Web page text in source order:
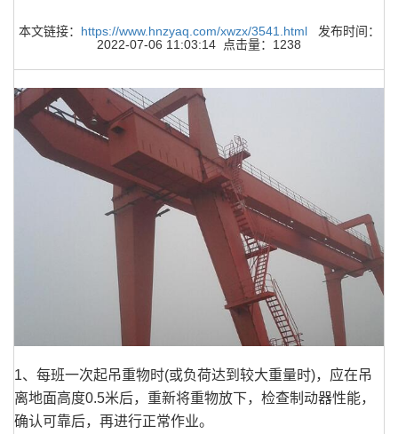
本文链接： https://www.hnzyaq.com/xwzx/3541.html发布时间：
2022-07-06 11:03:14 点击量：1238
1、每班一次起吊重物时(或负荷达到较大重量时)，应在吊
离地面高度0.5米后，重新将重物放下，检查制动器性能，
确认可靠后，再进行正常作业。